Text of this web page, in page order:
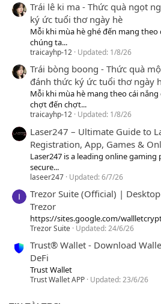
Trái lê ki ma - Thức quà ngọt
ký ức tuổi thơ ngày hè
Mỗi khi mùa hè ghé đến mang theo
chúng ta...
traicayhp-12 Updated: 1/8/26
Trái bòng boong - Thức quà
đánh thức ký ức tuổi thơ ngày
Mỗi khi mùa hè mang theo cái
chợt đến chợt...
traicayhp-12 Updated: 1/8/26
Laser247 – Ultimate Guide to
Registration, App, Games &
Laser247 is a leading online
secure...
laseer247 Updated:6/7/26
Trezor Suite (Official) |
Trezor
https://sites.google.com/
Trezor Suite Updated:24/6/26
Trust® Wallet - Download
DeFi
Trust Wallet
Trust Wallet APP Updated:23/6/26